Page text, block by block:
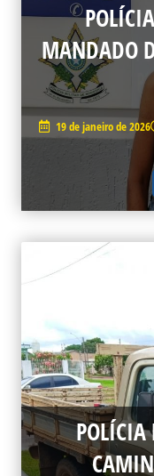
MANDADO
19 de janeiro de 2026
POLÍCIA